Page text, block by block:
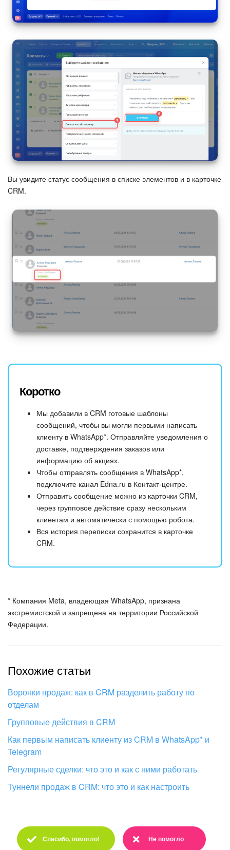
Вы увидите статус сообщения в списке элементов и в карточке
CRM.
Коротко
Мы добавили в CRM готовые шаблоны
сообщений, чтобы вы могли первыми написать
клиенту в WhatsApp*. Отправляйте уведомления о
доставке, подтверждения заказов или
информацию об акциях.
Чтобы отправлять сообщения в WhatsApp*,
подключите канал Edna.ru в Контакт-центре.
Отправить сообщение можно из карточки CRM,
через групповое действие сразу нескольким
клиентам и автоматически с помощью робота.
Вся история переписки сохранится в карточке
CRM.
* Компания Meta, владеющая WhatsApp, признана
экстремистской и запрещена на территории Российской
Федерации.
Похожие статьи
Воронки продаж: как в CRM разделить работу по
отделам
Групповые действия в CRM
Как первым написать клиенту из CRM в WhatsApp* и
Telegram
Регулярные сделки: что это и как с ними работать
Туннели продаж в CRM: что это и как настроить
Спасибо, помогло! Не помогло